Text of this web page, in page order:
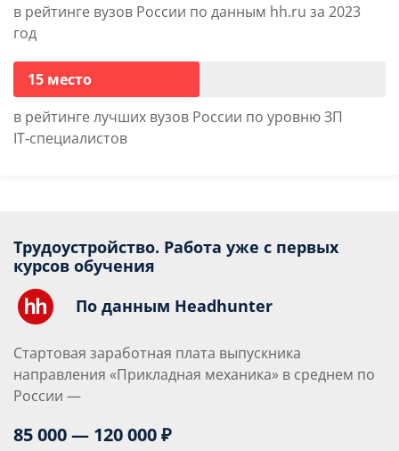
в рейтинге вузов России по данным hh.ru за 2023
год
15 место
в рейтинге лучших вузов России по уровню ЗП
IT‑специалистов
Трудоустройство. Работа уже с первых
курсов обучения
По данным Headhunter
Стартовая заработная плата выпускника
направления «Прикладная механика» в среднем по
России —
85 000 — 120 000 ₽